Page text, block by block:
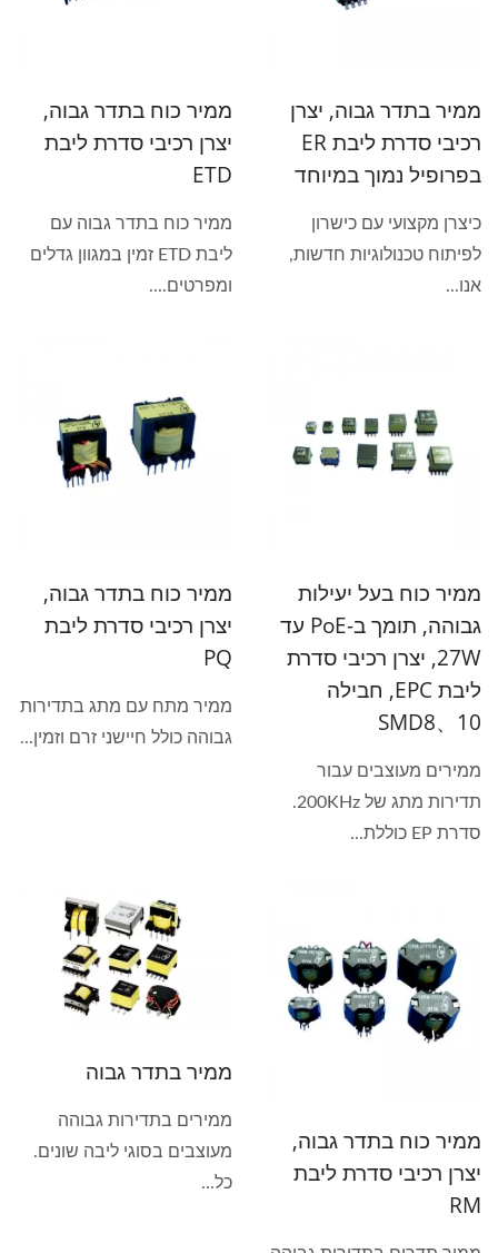
ממיר בתדר גבוה, יצרן
רכיבי סדרת ליבת ER
בפרופיל נמוך במיוחד
כיצרן מקצועי עם כישרון
לפיתוח טכנולוגיות חדשות,
אנו...
ממיר כוח בתדר גבוה,
יצרן רכיבי סדרת ליבת
ETD
ממיר כוח בתדר גבוה עם
ליבת ETD זמין במגוון גדלים
ומפרטים....
ממיר כוח בעל יעילות
גבוהה, תומך ב-PoE עד
27W, יצרן רכיבי סדרת
ליבת EPC, חבילה
SMD8、10
ממירים מעוצבים עבור
תדירות מתג של 200KHz.
סדרת EP כוללת...
ממיר כוח בתדר גבוה,
יצרן רכיבי סדרת ליבת
PQ
ממיר מתח עם מתג בתדירות
גבוהה כולל חיישני זרם וזמין...
ממיר כוח בתדר גבוה,
יצרן רכיבי סדרת ליבת
RM
ממיר בתדר גבוה
ממירים בתדירות גבוהה
מעוצבים בסוגי ליבה שונים.
כל...